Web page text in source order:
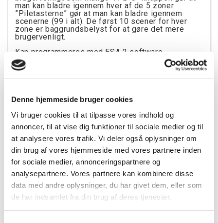
Denne hjemmeside bruger cookies
Vi bruger cookies til at tilpasse vores indhold og
annoncer, til at vise dig funktioner til sociale medier og til
at analysere vores trafik. Vi deler også oplysninger om
din brug af vores hjemmeside med vores partnere inden
for sociale medier, annonceringspartnere og
analysepartnere. Vores partnere kan kombinere disse
data med andre oplysninger, du har givet dem, eller som
de har indsamlet fra din brug af deres tjenester.
man kan bladre igennem hver af de 5 zoner.
”Piletasterne” gør at man kan bladre igennem
scenerne (99 i alt). De først 10 scener for hver
zone er baggrundsbelyst for at gøre det mere
brugervenligt.
Kan programmeres med ESA 2 software.
Generelle specifikationer:
Vægt: 268g
USB forbindelse: Ja
Ethernet forbindelse: Ja
DMX kanaler: 1024 (Kan udvides til 2048)
RDM: Ja
Hukommelse: Micro SD
Stand Alone:
Antal af scener: 99